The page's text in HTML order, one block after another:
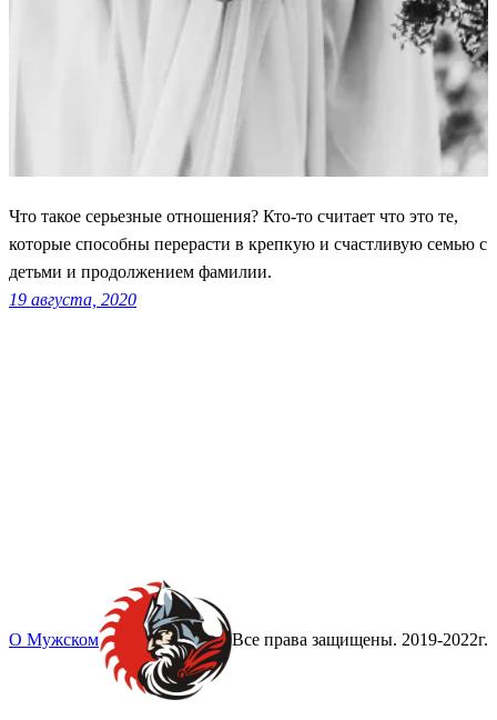
Что такое серьезные отношения? Кто-то считает что это те,
которые способны перерасти в крепкую и счастливую семью с
детьми и продолжением фамилии.
19 августа, 2020
О Мужском Все права защищены. 2019-2022г.